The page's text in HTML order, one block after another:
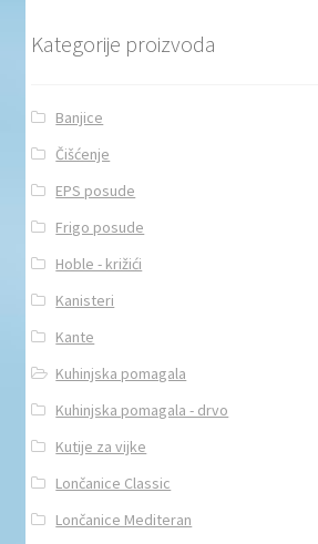
Kategorije proizvoda
Banjice
Čišćenje
EPS posude
Frigo posude
Hoble - križići
Kanisteri
Kante
Kuhinjska pomagala
Kuhinjska pomagala - drvo
Kutije za vijke
Lončanice Classic
Lončanice Mediteran